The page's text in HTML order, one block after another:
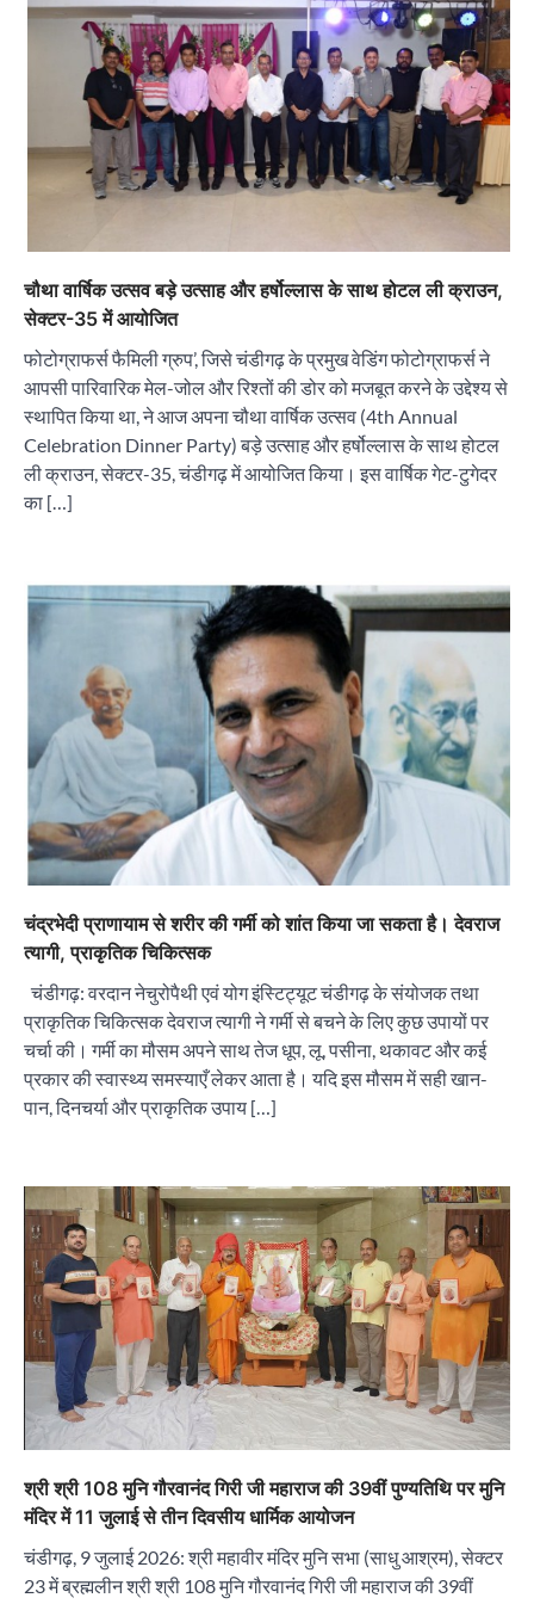
चौथा वार्षिक उत्सव बड़े उत्साह और हर्षोल्लास के साथ होटल ली क्राउन,
सेक्टर-35 में आयोजित
फोटोग्राफर्स फैमिली ग्रुप’, जिसे चंडीगढ़ के प्रमुख वेडिंग फोटोग्राफर्स ने
आपसी पारिवारिक मेल-जोल और रिश्तों की डोर को मजबूत करने के उद्देश्य से
स्थापित किया था, ने आज अपना चौथा वार्षिक उत्सव (4th Annual
Celebration Dinner Party) बड़े उत्साह और हर्षोल्लास के साथ होटल
ली क्राउन, सेक्टर-35, चंडीगढ़ में आयोजित किया। इस वार्षिक गेट-टुगेदर
का […]
चंद्रभेदी प्राणायाम से शरीर की गर्मी को शांत किया जा सकता है। देवराज
त्यागी, प्राकृतिक चिकित्सक
चंडीगढ़: वरदान नेचुरोपैथी एवं योग इंस्टिट्यूट चंडीगढ़ के संयोजक तथा
प्राकृतिक चिकित्सक देवराज त्यागी ने गर्मी से बचने के लिए कुछ उपायों पर
चर्चा की। गर्मी का मौसम अपने साथ तेज धूप, लू, पसीना, थकावट और कई
प्रकार की स्वास्थ्य समस्याएँ लेकर आता है। यदि इस मौसम में सही खान-
पान, दिनचर्या और प्राकृतिक उपाय […]
श्री श्री 108 मुनि गौरवानंद गिरी जी महाराज की 39वीं पुण्यतिथि पर मुनि
मंदिर में 11 जुलाई से तीन दिवसीय धार्मिक आयोजन
चंडीगढ़, 9 जुलाई 2026: श्री महावीर मंदिर मुनि सभा (साधु आश्रम), सेक्टर
23 में ब्रह्मलीन श्री श्री 108 मुनि गौरवानंद गिरी जी महाराज की 39वीं
2
“वोकल फॉर लोकल” से “लोकल टू ग्लोबल” की ओर भारत
का बढ़ता कदम, 12 से 15 अगस्त तक भारत मंडपम में होगा
भव्य भारत व्यापार महोत्सव : हरीश गर्ग
City uday August 6, 2026
सोलर एनर्जी वेंडर्स एसोसिएशन (सेवा) ने पंजाब में सौर
परियोजनाओं की बाधाओं को दूर करने के लिए पीएसपीसीएल
और एमएनआरई के उच्च अधिकारियों से की मुलाकात
4
₹227 करोड़ का ‘टेबल एजेंडा घोटाला’ भाजपा के
भ्रष्टाचार, तानाशाही और लोकतंत्र की हत्या का सबसे बड़ा
सबूत : एच.एस. लक्की
City uday August 6, 2026